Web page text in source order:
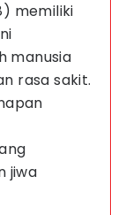
memiliki
manusia
rasa sakit.
jiwa